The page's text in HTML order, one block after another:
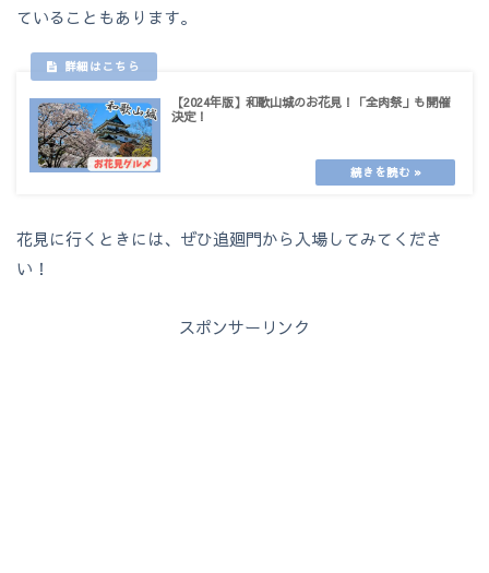
ていることもあります。
【2024年版】和歌山城のお花見！「全肉祭」も開催
決定！
花見に行くときには、ぜひ追廻門から入場してみてくださ
い！
スポンサーリンク